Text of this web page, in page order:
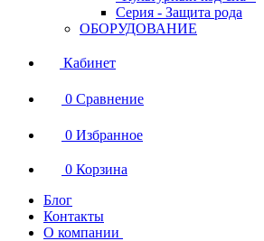
Серия - Защита рода
ОБОРУДОВАНИЕ
Кабинет
0 Сравнение
0 Избранное
0 Корзина
Блог
Контакты
О компании